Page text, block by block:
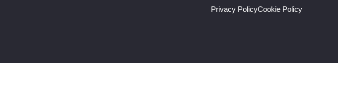
Privacy PolicyCookie Policy